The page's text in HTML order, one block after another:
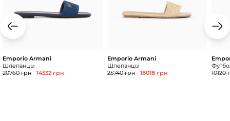
Emporio Armani
Шлепанцы
20760 грн
14532 грн
Emporio Armani
Шлепанцы
25740 грн
18018 грн
10120